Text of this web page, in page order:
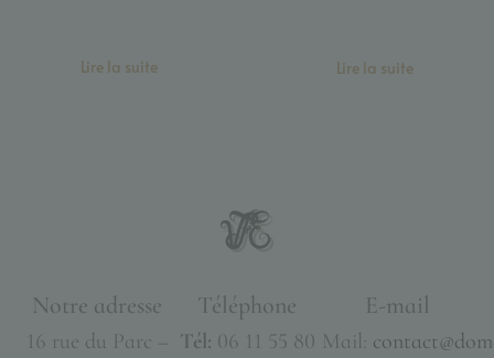
Lire la suite Lire la suite
Notre adresse
16 rue du Parc –
Téléphone
Tél: 06 11 55 80
E-mail
Mail: